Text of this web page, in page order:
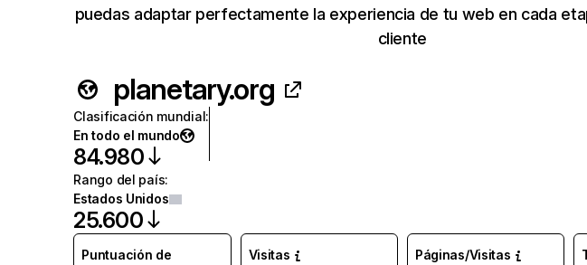
puedas adaptar perfectamente la experiencia de tu web en cada
cliente
planetary.org
Clasificación mundial:
En todo el mundo
84.980
Rango del país:
Estados Unidos
25.600
Puntuación de
Visitas Páginas/Visitas